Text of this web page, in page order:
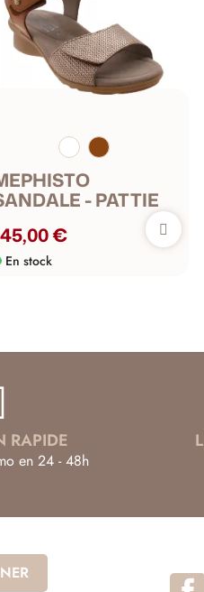
- PATTIE
€
En stock
RAPIDE
en 24 - 48h